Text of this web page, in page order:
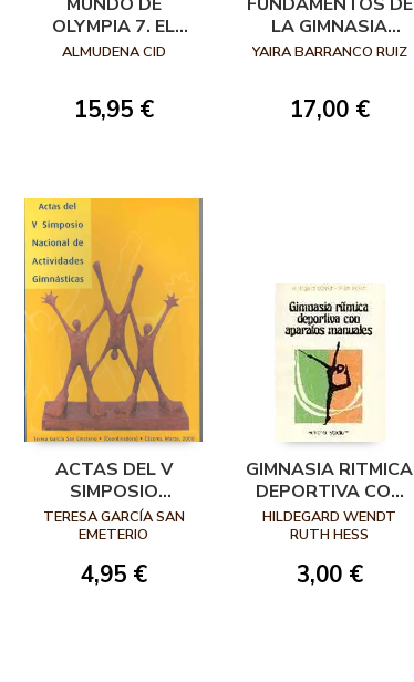
OLYMPIA 7. EL
BESO DE PEKIN
ALMUDENA CID
15,95 €
LA GIMNASIA
ARTÍSTICA Y SU
EDUCATIVO
YAIRA BARRANCO RUIZ
17,00 €
ACTAS DEL V
SIMPOSIO
NACIONAL DE
ACTIVIDADES
TERESA GARCÍA SAN
EMETERIO
4,95 €
GIMNASIA RITMICA
DEPORTIVA CON
APARATOS
MANUALES
HILDEGARD WENDT
RUTH HESS
3,00 €